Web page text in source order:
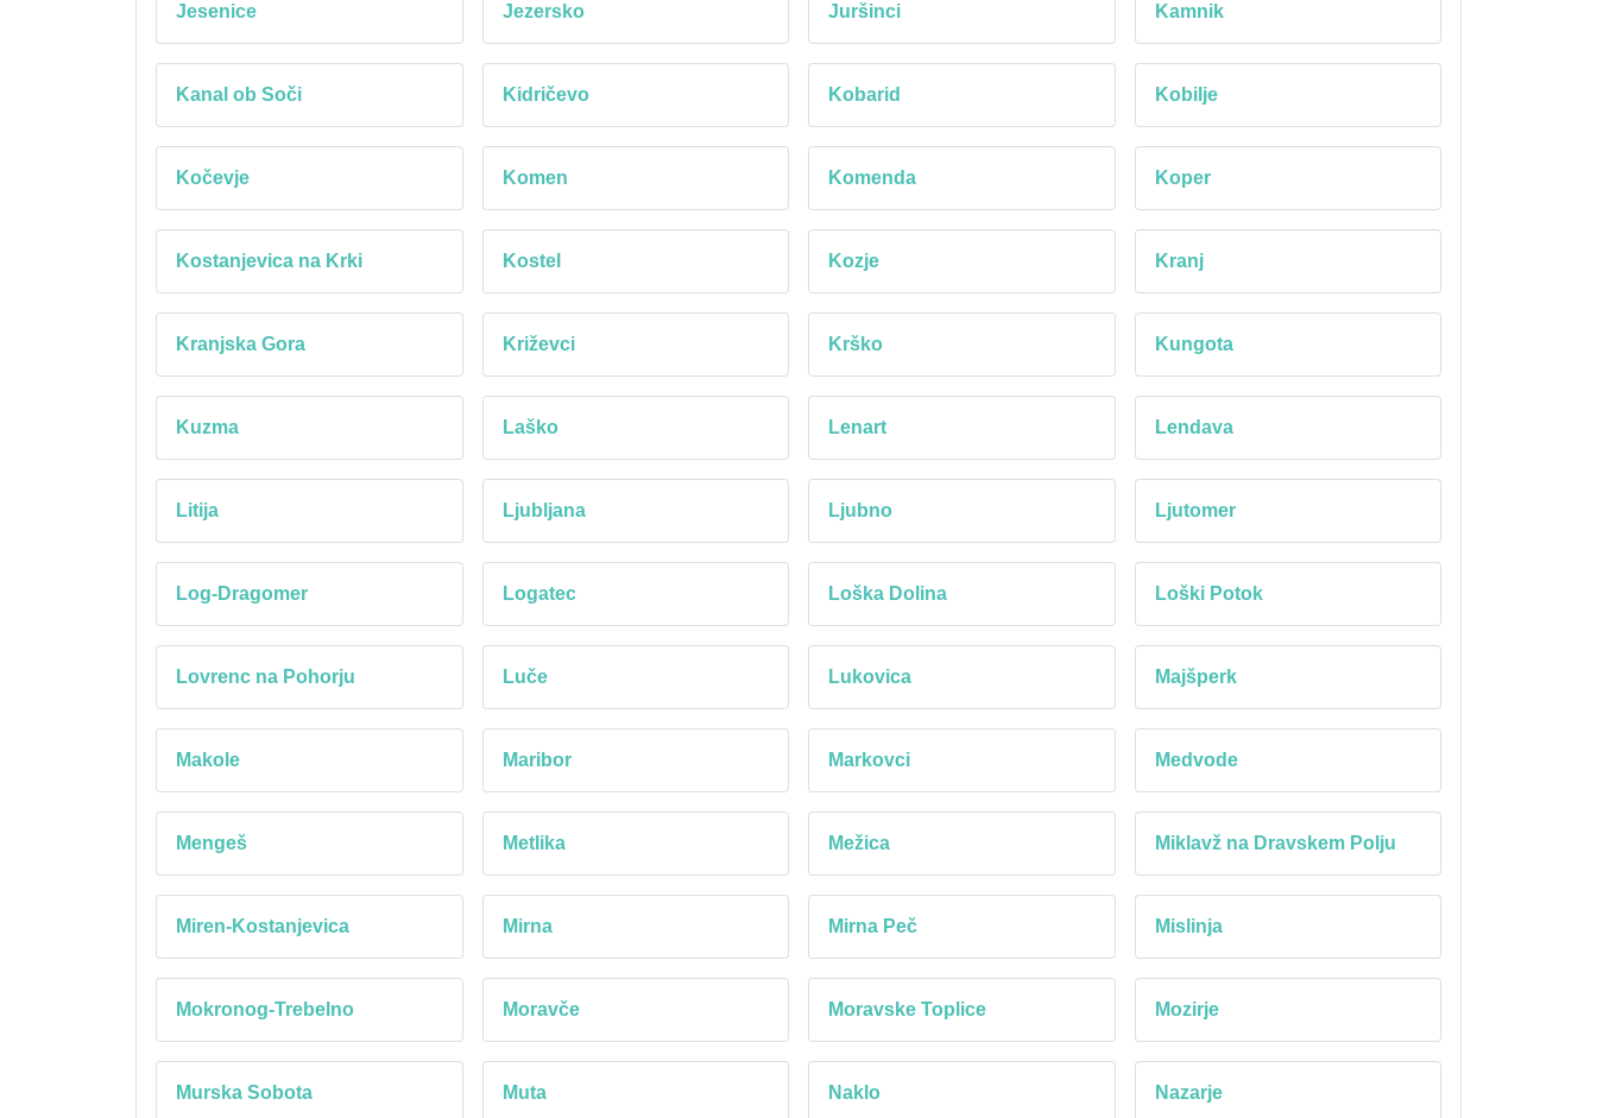
Jesenice Jezersko Juršinci Kamnik
Kanal ob Soči Kidričevo Kobarid Kobilje
Kočevje Komen Komenda Koper
Kostanjevica na Krki Kostel Kozje Kranj
Kranjska Gora Križevci Krško Kungota
Kuzma Laško Lenart Lendava
Litija Ljubljana Ljubno Ljutomer
Log-Dragomer Logatec Loška Dolina Loški Potok
Lovrenc na Pohorju Luče Lukovica Majšperk
Makole Maribor Markovci Medvode
Mengeš Metlika Mežica Miklavž na Dravskem Polju
Miren-Kostanjevica Mirna Mirna Peč Mislinja
Mokronog-Trebelno Moravče Moravske Toplice Mozirje
Murska Sobota Muta Naklo Nazarje